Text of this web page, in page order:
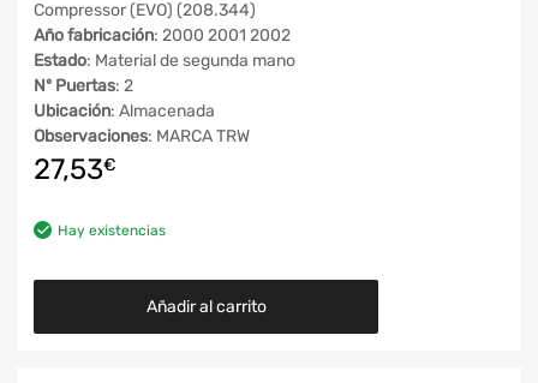
Compressor (EVO) (208.344)
Año fabricación: 2000 2001 2002
Estado: Material de segunda mano
Nº Puertas: 2
Ubicación: Almacenada
Observaciones: MARCA TRW
27,53€
Hay existencias
Añadir al carrito